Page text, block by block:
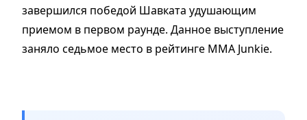
завершился победой Шавката удушающим
приемом в первом раунде. Данное выступление
заняло седьмое место в рейтинге MMA Junkie.